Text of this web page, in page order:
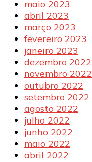
maio 2023
abril 2023
março 2023
fevereiro 2023
janeiro 2023
dezembro 2022
novembro 2022
outubro 2022
setembro 2022
agosto 2022
julho 2022
junho 2022
maio 2022
abril 2022